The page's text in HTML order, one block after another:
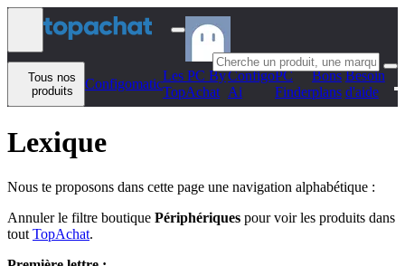
Aller au contenu
Tous nos
produits
Configomatic
Les PC By
TopAchat
Configo
Ai
PC
Finder
Bons
plans
Besoin
d'aide
Lexique
Nous te proposons dans cette page une navigation alphabétique :
Annuler le filtre boutique Périphériques pour voir les produits dans
tout TopAchat.